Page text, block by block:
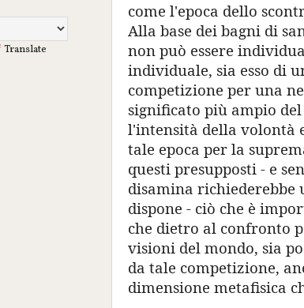
come l'epoca dello
Alla base dei bagni di
non può essere
individuale, sia esso di
competizione per una
significato più ampio
l'intensità della volontà
tale epoca per la
questi presupposti - e
disamina richiederebbe
dispone - ciò che è
che dietro al confronto
visioni del mondo, sia
da tale competizione,
dimensione metafisica
Translate